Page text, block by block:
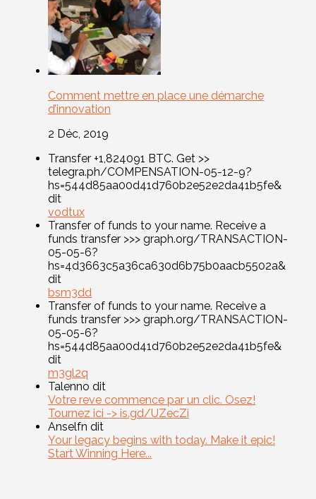
Comment mettre en place une démarche
d’innovation
2 Déc, 2019
Transfer +1,824091 BTC. Get >>
telegra.ph/COMPENSATION-05-12-9?
hs=544d85aa00d41d760b2e52e2da41b5fe&
dit
vodtux
Transfer of funds to your name. Receive a
funds transfer >>> graph.org/TRANSACTION-
05-05-6?
hs=4d3663c5a36ca630d6b75b0aacb5502a&
dit
bsm3dd
Transfer of funds to your name. Receive a
funds transfer >>> graph.org/TRANSACTION-
05-05-6?
hs=544d85aa00d41d760b2e52e2da41b5fe&
dit
m3gl2q
Talenno dit
Votre reve commence par un clic. Osez!
Tournez ici -> is.gd/UZecZi
Anselfn dit
Your legacy begins with today. Make it epic!
Start Winning Here...